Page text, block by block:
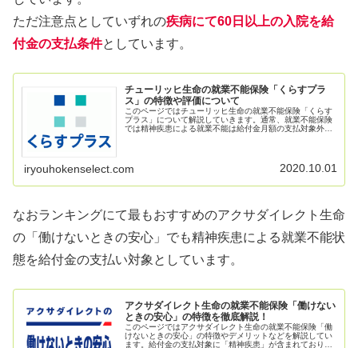
ただ注意点としていずれの疾病にて60日以上の入院を給
付金の支払条件としています。
チューリッヒ生命の就業不能保険「くらすプラ
ス」の特徴や評価について
このページではチューリッヒ生命の就業不能保険「くらす
プラス」について解説していきます。通常、就業不能保険
では精神疾患による就業不能は給付金月額の支払対象外で
iryouhokenselect.com 2020.10.01
なおランキングにて最もおすすめのアクサダイレクト生命
の「働けないときの安心」でも精神疾患による就業不能状
態を給付金の支払い対象としています。
アクサダイレクト生命の就業不能保険「働けない
ときの安心」の特徴を徹底解説！
このページではアクサダイレクト生命の就業不能保険「働
けないときの安心」の特徴やデメリットなどを解説してい
ます。給付金の支払対象に「精神疾患」が含まれており他